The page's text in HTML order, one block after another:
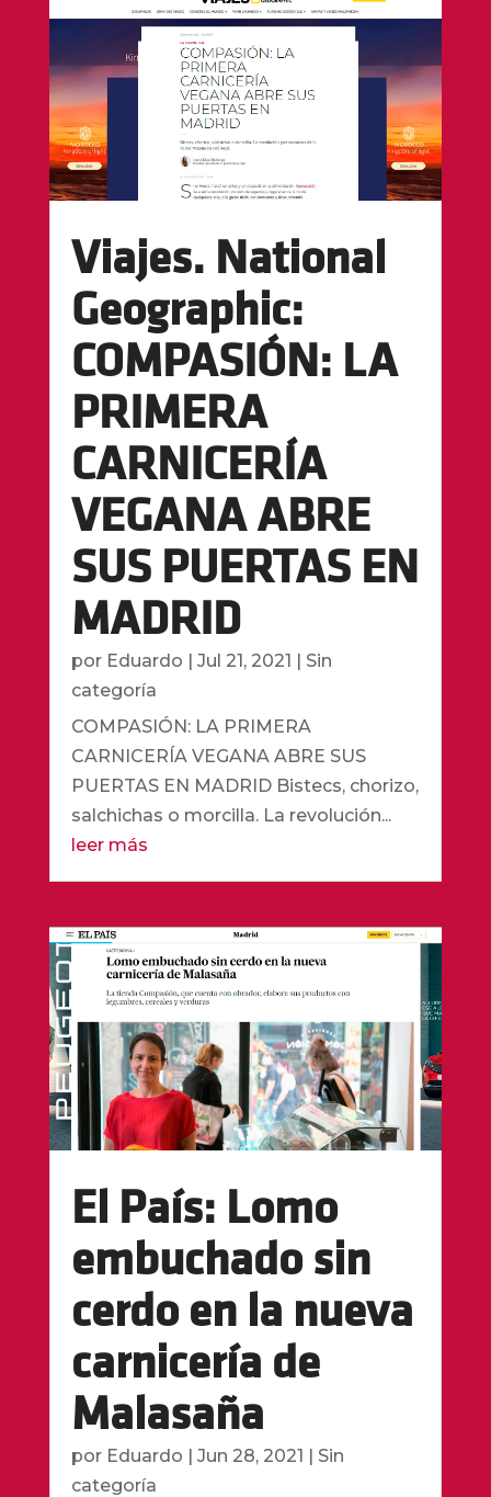
Viajes. National
Geographic:
COMPASIÓN: LA
PRIMERA
CARNICERÍA
VEGANA ABRE
SUS PUERTAS EN
MADRID
por Eduardo | Jul 21, 2021 | Sin
categoría
COMPASIÓN: LA PRIMERA
CARNICERÍA VEGANA ABRE SUS
PUERTAS EN MADRID Bistecs, chorizo,
salchichas o morcilla. La revolución...
leer más
El País: Lomo
embuchado sin
cerdo en la nueva
carnicería de
Malasaña
por Eduardo | Jun 28, 2021 | Sin
categoría